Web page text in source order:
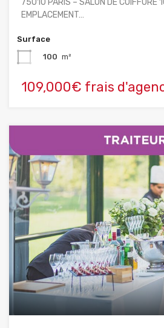
EMPLACEMENT…
Surface
100 m²
109,000€ frais